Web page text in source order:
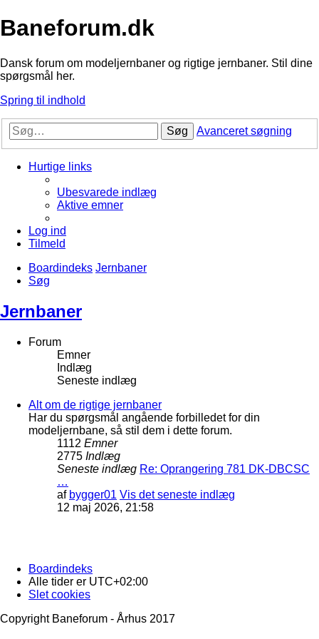
Baneforum.dk
Dansk forum om modeljernbaner og rigtige jernbaner. Stil dine
spørgsmål her.
Spring til indhold
Søg Avanceret søgning
Hurtige links
Ubesvarede indlæg
Aktive emner
Log ind
Tilmeld
Boardindeks Jernbaner
Søg
Jernbaner
Forum
Emner
Indlæg
Seneste indlæg
Alt om de rigtige jernbaner
Har du spørgsmål angående forbilledet for din
modeljernbane, så stil dem i dette forum.
1112 Emner
2775 Indlæg
Seneste indlæg Re: Oprangering 781 DK-DBCSC
…
af bygger01 Vis det seneste indlæg
12 maj 2026, 21:58
Boardindeks
Alle tider er UTC+02:00
Slet cookies
Copyright Baneforum - Århus 2017